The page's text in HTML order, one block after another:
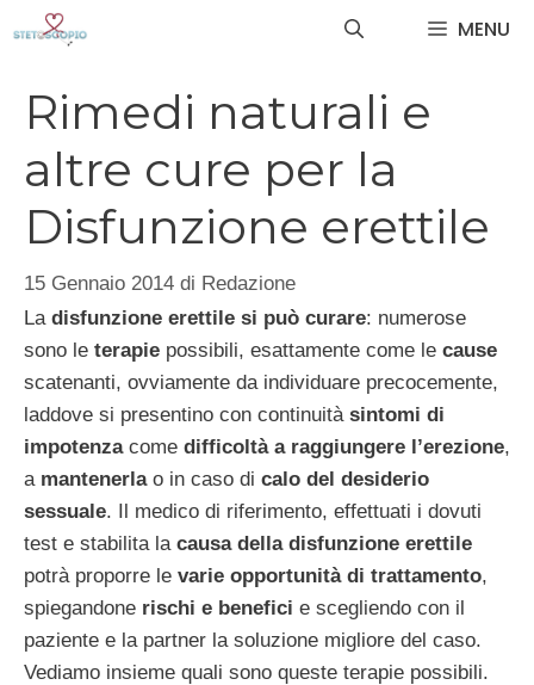
MENU
Rimedi naturali e
altre cure per la
Disfunzione erettile
15 Gennaio 2014 di Redazione
La disfunzione erettile si può curare: numerose
sono le terapie possibili, esattamente come le cause
scatenanti, ovviamente da individuare precocemente,
laddove si presentino con continuità sintomi di
impotenzacome difficoltà a raggiungere l’erezione,
a mantenerlao in caso di calo del desiderio
sessuale. Il medico di riferimento, effettuati i dovuti
test e stabilita la causa della disfunzione erettile
potrà proporre le varie opportunità di trattamento,
spiegandone rischi e benefici e scegliendo con il
paziente e la partner la soluzione migliore del caso.
Vediamo insieme quali sono queste terapie possibili.